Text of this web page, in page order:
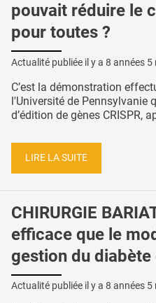
pouvait réduire le
pour toutes ?
Actualité publiée il y a 8 années 5
C’est la démonstration
l'Université de Pennsylvanie
d’édition de gènes CRISPR,
LIRE LA SUITE
CHIRURGIE
efficace que le
gestion du
Actualité publiée il y a 8 années 5